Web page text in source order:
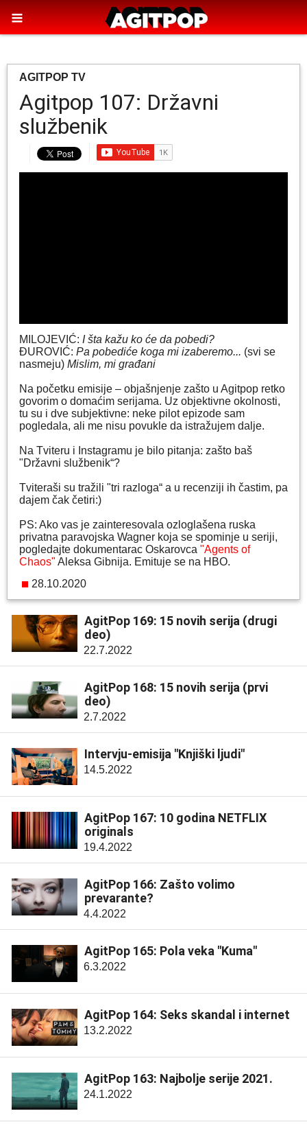
AGITPOP TV
Agitpop 107: Državni
službenik
MILOJEVIĆ: I šta kažu ko će da pobedi?
ĐUROVIĆ: Pa pobediće koga mi izaberemo... (svi se
nasmeju) Mislim, mi građani
Na početku emisije – objašnjenje zašto u Agitpop retko
govorim o domaćim serijama. Uz objektivne okolnosti,
tu su i dve subjektivne: neke pilot epizode sam
pogledala, ali me nisu povukle da istražujem dalje.
Na Tviteru i Instagramu je bilo pitanja: zašto baš
"Državni službenik“?
Tviteraši su tražili "tri razloga“ a u recenziji ih častim, pa
dajem čak četiri:)
PS: Ako vas je zainteresovala ozloglašena ruska
privatna paravojska Wagner koja se spominje u seriji,
pogledajte dokumentarac Oskarovca "Agents of
Chaos" Aleksa Gibnija. Emituje se na HBO.
28.10.2020
AgitPop 169: 15 novih serija (drugi
deo)
22.7.2022
AgitPop 168: 15 novih serija (prvi
deo)
2.7.2022
Intervju-emisija "Knjiški ljudi"
14.5.2022
AgitPop 167: 10 godina NETFLIX
originals
19.4.2022
AgitPop 166: Zašto volimo
prevarante?
4.4.2022
AgitPop 165: Pola veka "Kuma"
6.3.2022
AgitPop 164: Seks skandal i internet
13.2.2022
AgitPop 163: Najbolje serije 2021.
24.1.2022